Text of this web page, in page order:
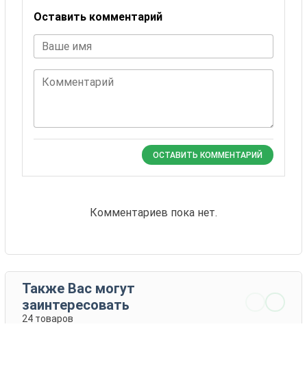
Оставить комментарий
Ваше имя
Комментарий
ОСТАВИТЬ КОММЕНТАРИЙ
Комментариев пока нет.
Также Вас могут
заинтересовать
24 товаров